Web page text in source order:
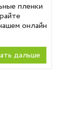
пленки
онлайн
дальше